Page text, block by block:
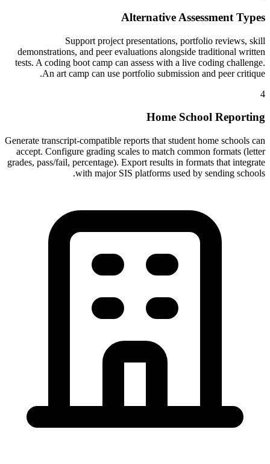
Alternative Assessment Types
Support project presentations, portfolio reviews, skill
demonstrations, and peer evaluations alongside traditional written
tests. A coding boot camp can assess with a live coding challenge.
An art camp can use portfolio submission and peer critique.
4
Home School Reporting
Generate transcript-compatible reports that student home schools can
accept. Configure grading scales to match common formats (letter
grades, pass/fail, percentage). Export results in formats that integrate
with major SIS platforms used by sending schools.